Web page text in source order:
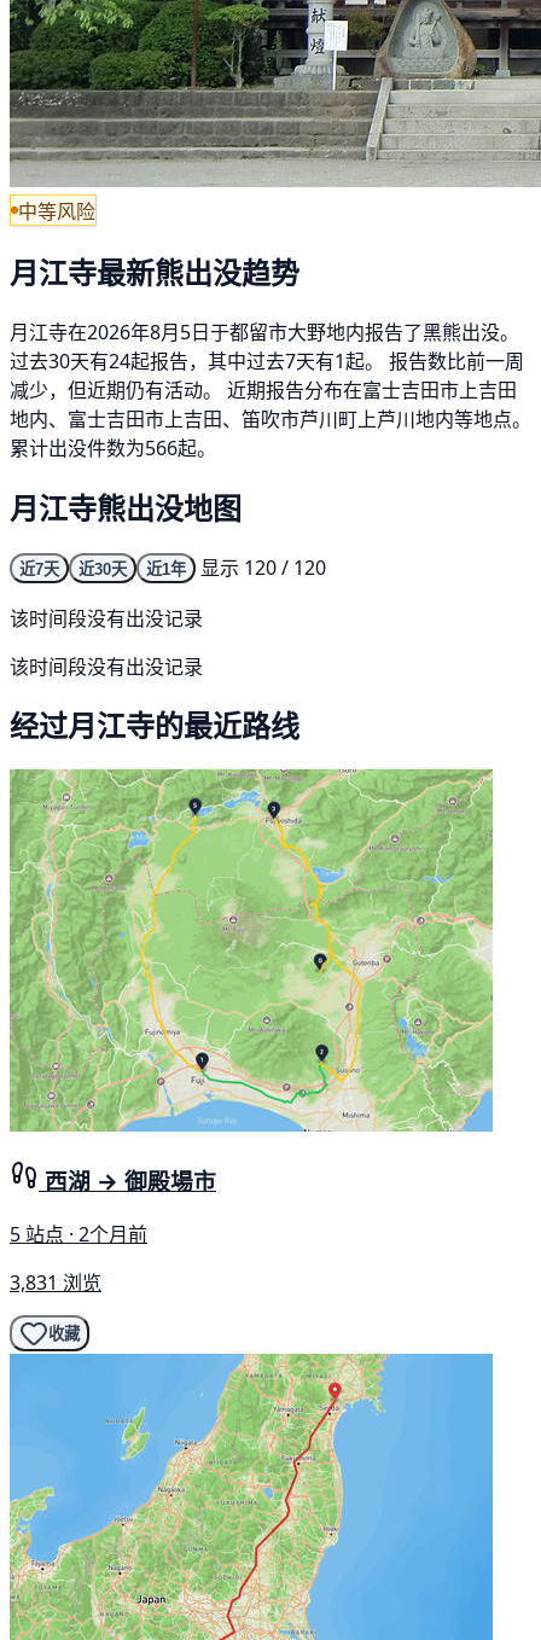
中等风险
月江寺最新熊出没趋势
月江寺在2026年8月5日于都留市大野地内报告了黑熊出没。
过去30天有24起报告，其中过去7天有1起。 报告数比前一周
减少，但近期仍有活动。 近期报告分布在富士吉田市上吉田
地内、富士吉田市上吉田、笛吹市芦川町上芦川地内等地点。
累计出没件数为566起。
月江寺熊出没地图
近7天 近30天 近1年
显示 120 / 120
该时间段没有出没记录
该时间段没有出没记录
经过月江寺的最近路线
西湖 → 御殿場市
5 站点 · 2个月前
3,831 浏览
收藏